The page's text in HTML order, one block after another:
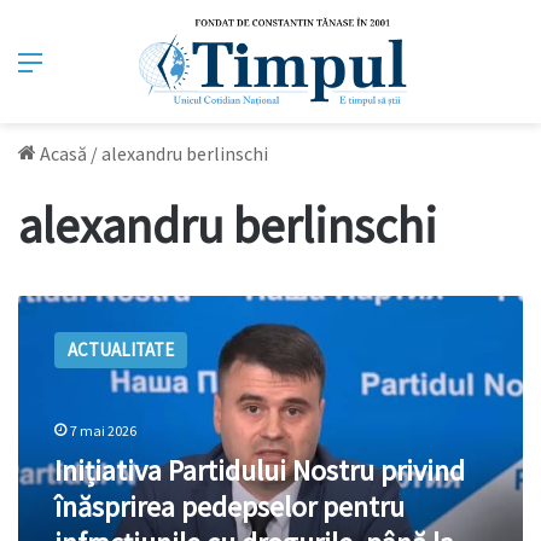
Meniu
Acasă /alexandru berlinschi
alexandru berlinschi
Inițiativa
Partidului
Nostru
pedepselor
pentru
infracțiunile
drogurile,
ACTUALITATE
7 mai 2026
Inițiativa Partidului Nostru privind
înăsprirea pedepselor pentru